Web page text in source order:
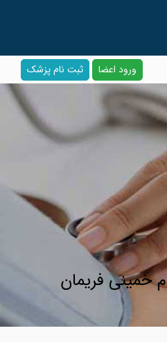
ورود اعضا ثبت نام پزشک
خمینی فریمان